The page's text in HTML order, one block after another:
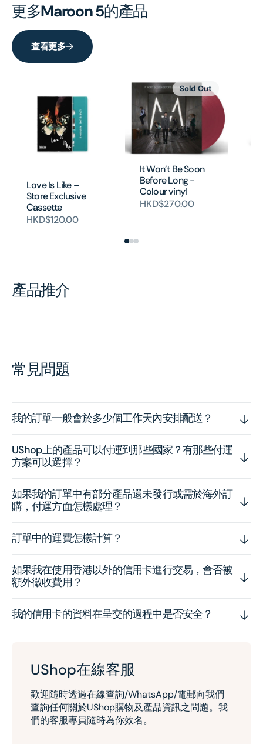
更多Maroon 5的產品
查看更多
Love Is Like –
Store Exclusive
Cassette
HKD$120.00
It Won’t Be Soon
Before Long -
Colour vinyl
HKD$270.00
Sold Out
產品推介
常見問題
我的訂單一般會於多少個工作天內安排配送？
UShop上的產品可以付運到那些國家？有那些付運
方案可以選擇？
如果我的訂單中有部分產品還未發行或需於海外訂
購，付運方面怎樣處理？
訂單中的運費怎樣計算？
如果我在使用香港以外的信用卡進行交易，會否被
額外徵收費用？
我的信用卡的資料在呈交的過程中是否安全？
UShop在線客服
歡迎隨時透過在線查詢/WhatsApp/電郵向我們
查詢任何關於UShop購物及產品資訊之問題。我
們的客服專員隨時為你效名。